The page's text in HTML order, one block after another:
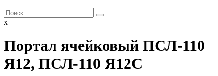
x
Портал ячейковый ПСЛ-110
Я12, ПСЛ-110 Я12С